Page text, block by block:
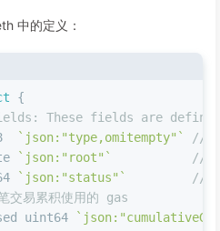
中的定义：
{
These fields are
`json:"type,omitempty"`
//交
`json:"root"`
//交
`json:"status"`
//交
交易累积使用的 gas
uint64